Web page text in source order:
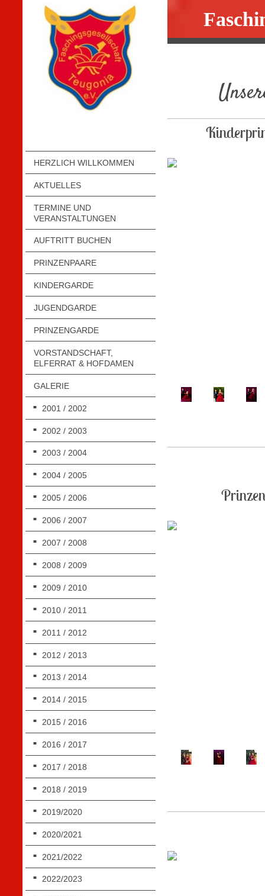
HERZLICH WILLKOMMEN
AKTUELLES
TERMINE UND
VERANSTALTUNGEN
AUFTRITT BUCHEN
PRINZENPAARE
KINDERGARDE
JUGENDGARDE
PRINZENGARDE
VORSTANDSCHAFT,
ELFERRAT & HOFDAMEN
GALERIE
2001 / 2002
2002 / 2003
2003 / 2004
2004 / 2005
2005 / 2006
2006 / 2007
2007 / 2008
2008 / 2009
2009 / 2010
2010 / 2011
2011 / 2012
2012 / 2013
2013 / 2014
2014 / 2015
2015 / 2016
2016 / 2017
2017 / 2018
2018 / 2019
2019/2020
2020/2021
2021/2022
2022/2023